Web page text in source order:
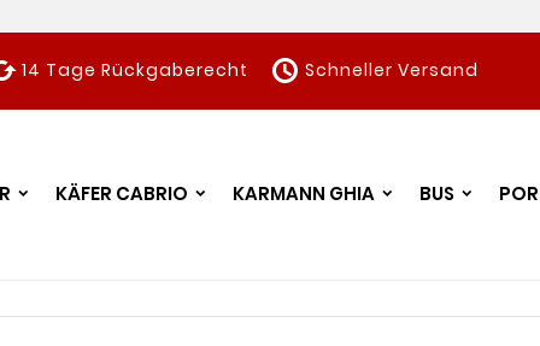
14 Tage Rückgaberecht schedule Schneller Versand
KÄFER CABRIO KARMANN GHIA BUS